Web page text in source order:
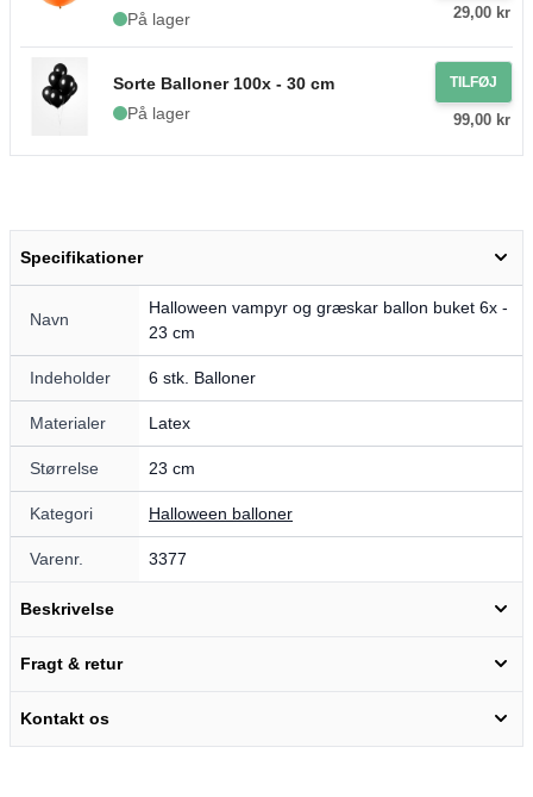
På lager
29,00 kr
Sorte Balloner 100x - 30 cm
På lager
TILFØJ
99,00 kr
Specifikationer
Navn
Halloween vampyr og græskar ballon buket 6x -
23 cm
Indeholder 6 stk. Balloner
Materialer Latex
Størrelse 23 cm
Kategori Halloween balloner
Varenr. 3377
Beskrivelse
Fragt & retur
Kontakt os